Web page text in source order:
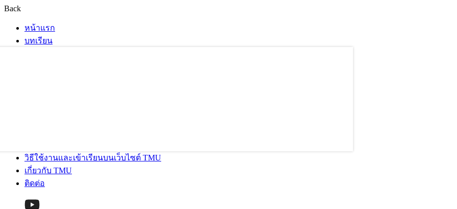
Back
หน้าแรก
บทเรียน
วิธีใช้งานและเข้าเรียนบนเว็บไซต์ TMU
เกี่ยวกับ TMU
ติดต่อ